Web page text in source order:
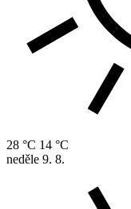
28 °C 14 °C
neděle 9. 8.